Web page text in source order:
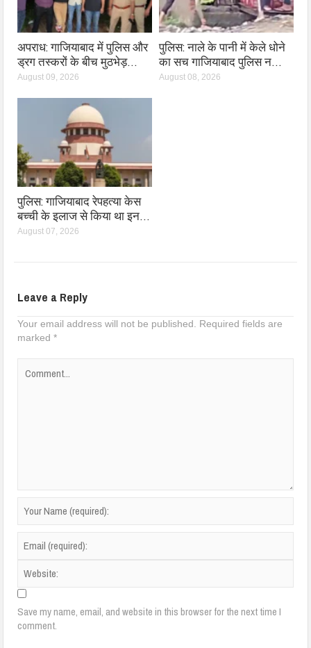
अपराध: गाजियाबाद में पुलिस और
ड्रग तस्करों के बीच मुठभेड़…
August 09, 2026
पुलिस: नाले के पानी में केले धोने
का सच गाजियाबाद पुलिस न…
August 08, 2026
पुलिस: गाजियाबाद रेपहत्या केस
बच्ची के इलाज से किया था इन…
August 07, 2026
Leave a Reply
Your email address will not be published.
Required fields are
marked*
Save my name, email, and website in this browser for the next time I
comment.